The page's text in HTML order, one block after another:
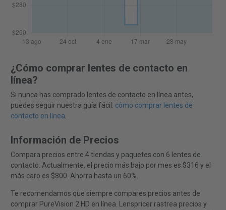
¿Cómo comprar lentes de contacto en
línea?
Si nunca has comprado lentes de contacto en línea antes,
puedes seguir nuestra guía fácil: cómo comprar lentes de
contacto en línea.
Información de Precios
Compara precios entre 4 tiendas y paquetes con 6 lentes de
contacto. Actualmente, el precio más bajo por mes es $316 y el
más caro es $800. Ahorra hasta un 60%.
Te recomendamos que siempre compares precios antes de
comprar PureVision 2 HD en línea. Lenspricer rastrea precios y